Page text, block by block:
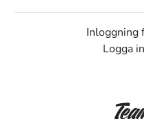
Inloggning
Logga